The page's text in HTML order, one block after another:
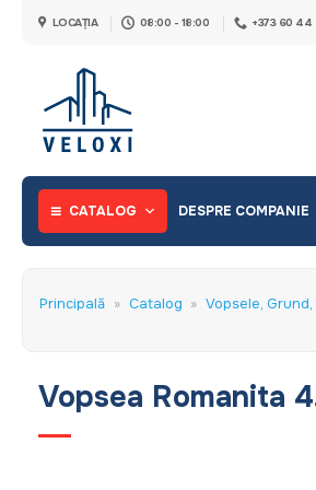
LOCAȚIA 08:00 - 18:00 +373 60 44
CATALOG DESPRE COMPANIE
Principală » Catalog » Vopsele,
Vopsea Romanita